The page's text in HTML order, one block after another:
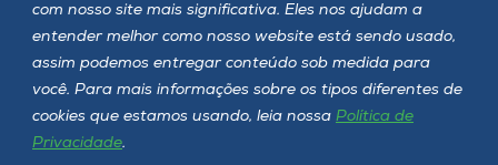
com nosso site mais significativa. Eles nos ajudam a
entender melhor como nosso website está sendo usado,
assim podemos entregar conteúdo sob medida para
você. Para mais informações sobre os tipos diferentes de
cookies que estamos usando, leia nossa Política de
Privacidade.